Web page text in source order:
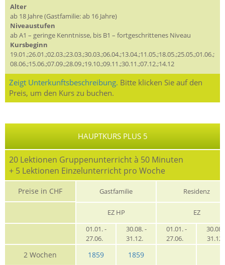
Alter
ab 18 Jahre (Gastfamilie: ab 16 Jahre)
Niveaustufen
ab A1 – geringe Kenntnisse, bis B1 – fortgeschrittenes Niveau
Kursbeginn
19.01.;26.01.;02.03.;23.03.;30.03.;06.04.;13.04.;11.05.;18.05.;25.05.;01.06.;
08.06.;15.06.;07.09.;28.09.;19.10.;09.11.;30.11.;07.12.;14.12
Zeigt Unterkunftsbeschreibung. Bitte klicken Sie auf den
Preis, um den Kurs zu buchen.
HAUPTKURS PLUS 5
20 Lektionen Gruppenunterricht à 50 Minuten
+ 5 Lektionen Einzelunterricht pro Woche
Preise in CHF Gastfamilie Residenz
EZ HP
EZ
01.01. -
27.06.
30.08. -
31.12.
01.01. -
27.06.
30.08.
2 Wochen 1859 1859